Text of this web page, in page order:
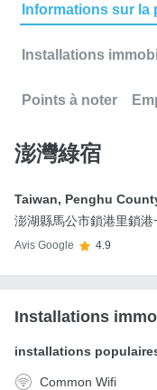
Informations sur la
Installations
Points à noter
澎灣綠宿
Taiwan, Penghu
澎湖縣馬公市鎖港里鎖
Avis Google 4.9
Installations
installations
Common Wifi